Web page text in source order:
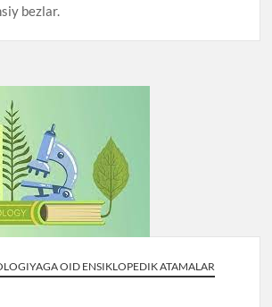
bezlar.
OID ENSIKLOPEDIK ATAMALAR